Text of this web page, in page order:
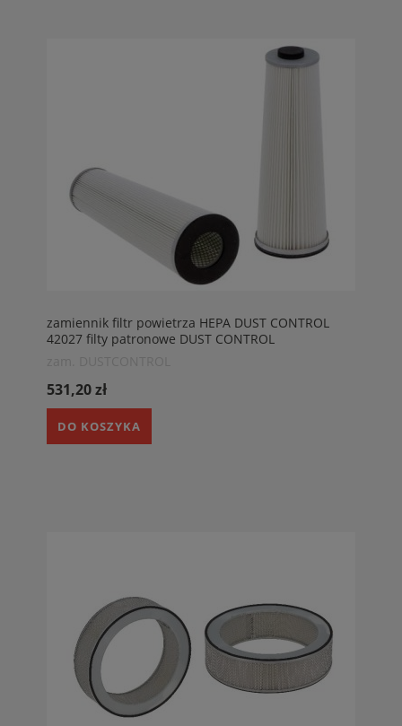
zamiennik filtr powietrza HEPA DUST CONTROL
42027 filty patronowe DUST CONTROL
531,20 zł
DO KOSZYKA